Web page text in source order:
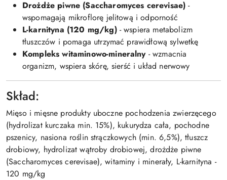
Drożdże piwne (Saccharomyces cerevisae) -
wspomagają mikroflorę jelitową i odporność
L-karnityna (120 mg/kg)- wspiera metabolizm
tłuszczów i pomaga utrzymać prawidłową sylwetkę
Kompleks witaminowo-mineralny- wzmacnia
organizm, wspiera skórę, sierść i układ nerwowy
Skład:
Mięso i mięsne produkty uboczne pochodzenia zwierzęcego
(hydrolizat kurczaka min. 15%), kukurydza cała, pochodne
pszenicy, nasiona roślin strączkowych (min. 6,5%), tłuszcz
drobiowy, hydrolizat wątroby drobiowej, drożdże piwne
(Saccharomyces cerevisae), witaminy i minerały, L-karnityna -
120 mg/kg